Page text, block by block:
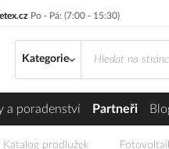
Po - Pá: (7:00 - 15:30)
Kategorie
a poradenství Partneři
Katalog prodlužek